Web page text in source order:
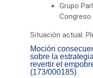
Grupo
Congreso
Situación actual:
Moción
sobre la
revertir el
(173/000185)